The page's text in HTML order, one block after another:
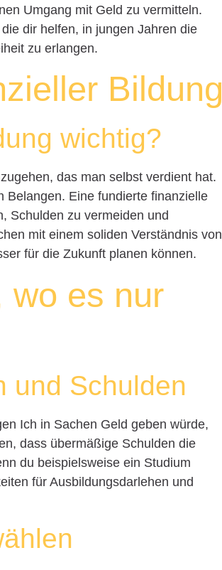
Umgang mit Geld zu vermitteln.
dir helfen, in jungen Jahren die
zu erlangen.
Bildung
wichtig?
das man selbst verdient hat.
Belangen. Eine fundierte finanzielle
Schulden zu vermeiden und
mit einem soliden Verständnis von
für die Zukunft planen können.
wo es nur
und Schulden
Ich in Sachen Geld geben würde,
dass übermäßige Schulden die
du beispielsweise ein Studium
für Ausbildungsdarlehen und